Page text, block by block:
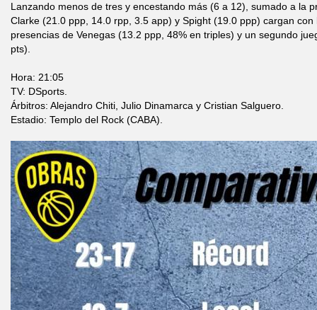
Lanzando menos de tres y encestando más (6 a 12), sumado a la
Clarke (21.0 ppp, 14.0 rpp, 3.5 app) y Spight (19.0 ppp) cargan
presencias de Venegas (13.2 ppp, 48% en triples) y un segundo
pts).
Hora: 21:05
TV: DSports.
Árbitros: Alejandro Chiti, Julio Dinamarca y Cristian Salguero.
Estadio: Templo del Rock (CABA).